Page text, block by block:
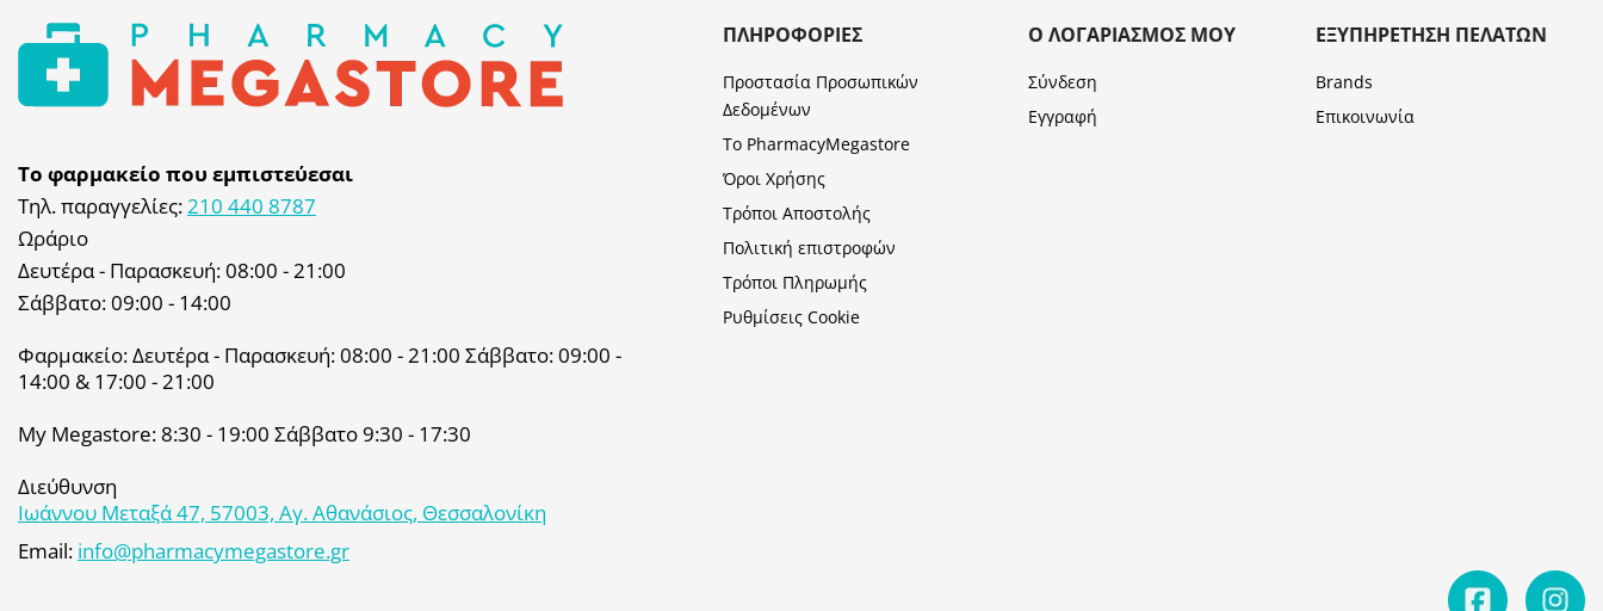
Το φαρμακείο που εμπιστεύεσαι
Τηλ. παραγγελίες:210 440 8787
Ωράριο
Δευτέρα - Παρασκευή: 08:00 - 21:00
Σάββατο: 09:00 - 14:00
Φαρμακείο: Δευτέρα - Παρασκευή: 08:00 - 21:00 Σάββατο: 09:00 -
14:00 & 17:00 - 21:00
My Megastore: 8:30 - 19:00 Σάββατο 9:30 - 17:30
Διεύθυνση
Ιωάννου Μεταξά 47, 57003, Αγ. Αθανάσιος, Θεσσαλονίκη
Email: info@pharmacymegastore.gr
ΠΛΗΡΟΦΟΡΊΕΣ
Προστασία Προσωπικών
Δεδομένων
Το PharmacyMegastore
Όροι Χρήσης
Τρόποι Αποστολής
Πολιτική επιστροφών
Τρόποι Πληρωμής
Ρυθμίσεις Cookie
Ο ΛΟΓΑΡΙΑΣΜΌΣ ΜΟΥ
Σύνδεση
Εγγραφή
ΕΞΥΠΗΡΈΤΗΣΗ ΠΕΛΑΤΏΝ
Brands
Επικοινωνία